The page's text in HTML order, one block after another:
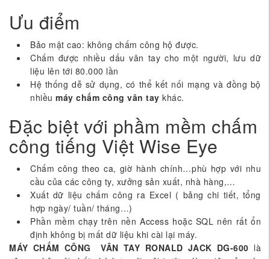
Ưu điểm
Bảo mật cao: không chấm công hộ được.
Chấm được nhiều dấu vân tay cho một người, lưu dữ
liệu lên tới 80.000 lần
Hệ thống dễ sử dụng, có thể kết nối mạng và đồng bộ
nhiều máy chấm công vân tay khác.
Đặc biệt với phầm mềm chấm
công tiếng Việt Wise Eye
Chấm công theo ca, giờ hành chính…phù hợp với nhu
cầu của các công ty, xưởng sản xuất, nhà hàng,…
Xuất dữ liệu chấm công ra Excel ( bảng chi tiết, tổng
hợp ngày/ tuần/ tháng…)
Phần mềm chạy trên nền Access hoặc SQL nên rất ổn
định không bị mất dữ liệu khi cài lại máy.
MÁY CHẤM CÔNG VÂN TAY RONALD JACK DG-600 là